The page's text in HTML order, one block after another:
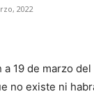
2022
a 19 de marzo
no existe ni